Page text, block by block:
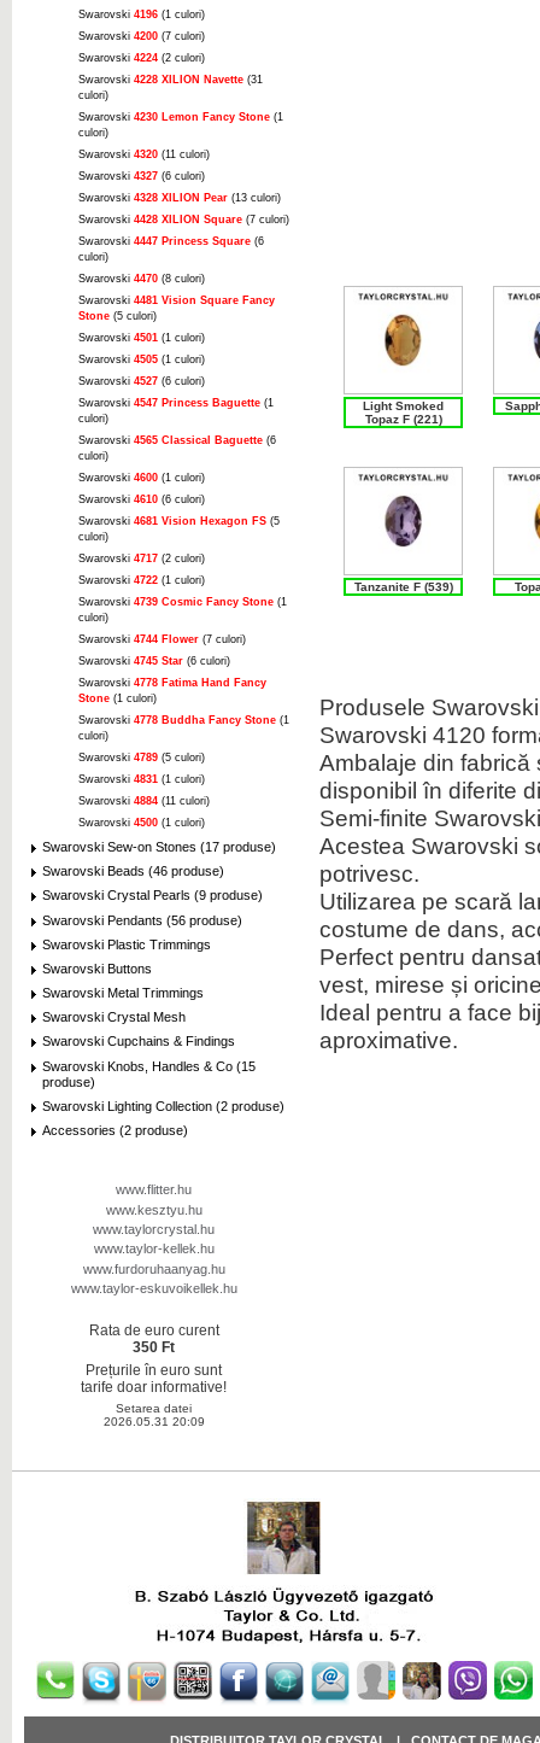
Swarovski 4196 (1 culori)
Swarovski 4200 (7 culori)
Swarovski 4224 (2 culori)
Swarovski 4228 XILION Navette (31
culori)
Swarovski 4230 Lemon Fancy Stone (1
culori)
Swarovski 4320 (11 culori)
Swarovski 4327 (6 culori)
Swarovski 4328 XILION Pear (13 culori)
Swarovski 4428 XILION Square (7 culori)
Swarovski 4447 Princess Square (6
culori)
Swarovski 4470 (8 culori)
Swarovski 4481 Vision Square Fancy
Stone (5 culori)
Swarovski 4501 (1 culori)
Swarovski 4505 (1 culori)
Swarovski 4527 (6 culori)
Swarovski 4547 Princess Baguette (1
culori)
Swarovski 4565 Classical Baguette (6
culori)
Swarovski 4600 (1 culori)
Swarovski 4610 (6 culori)
Swarovski 4681 Vision Hexagon FS (5
culori)
Swarovski 4717 (2 culori)
Swarovski 4722 (1 culori)
Swarovski 4739 Cosmic Fancy Stone (1
culori)
Swarovski 4744 Flower (7 culori)
Swarovski 4745 Star (6 culori)
Swarovski 4778 Fatima Hand Fancy
Stone (1 culori)
Swarovski 4778 Buddha Fancy Stone (1
culori)
Swarovski 4789 (5 culori)
Swarovski 4831 (1 culori)
Swarovski 4884 (11 culori)
Swarovski 4500 (1 culori)
Swarovski Sew-on Stones (17 produse)
Swarovski Beads (46 produse)
Swarovski Crystal Pearls (9 produse)
Swarovski Pendants (56 produse)
Swarovski Plastic Trimmings
Swarovski Buttons
Swarovski Metal Trimmings
Swarovski Crystal Mesh
Swarovski Cupchains & Findings
Swarovski Knobs, Handles & Co (15
produse)
Swarovski Lighting Collection (2 produse)
Accessories (2 produse)
www.flitter.hu
www.kesztyu.hu
www.taylorcrystal.hu
www.taylor-kellek.hu
www.furdoruhaanyag.hu
www.taylor-eskuvoikellek.hu
Rata de euro curent
350 Ft
Prețurile în euro sunt
tarife doar informative!
Setarea datei
2026.05.31 20:09
Light Smoked
Topaz F (221)
Tanzanite F (539)
Produsele
Swarovski 4120
Ambalaje din fabrică
disponibil în diferite
Semi-finite
Acestea Swarovski
potrivesc.
Utilizarea pe scară
costume de dans,
Perfect pentru
vest, mirese și
Ideal pentru a face
aproximative.